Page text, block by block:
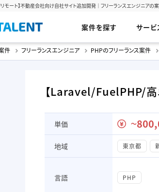
モート】不動産会社向け自社サイト追加開発｜フリーランスエンジニア
案件を探す サー
件 フリーランスエンジニア PHPのフリーランス案件
【Laravel/FuelPHP/高
単価 〜
地域 東京都
言語 PHP